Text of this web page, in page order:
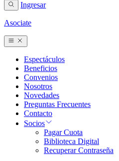
Ingresar
Asociate
Espectáculos
Beneficios
Convenios
Nosotros
Novedades
Preguntas Frecuentes
Contacto
Socios
Pagar Cuota
Biblioteca Digital
Recuperar Contraseña